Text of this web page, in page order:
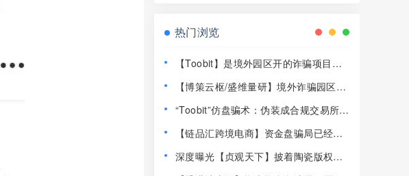
热门浏览
【Toobit】是境外园区开的诈骗项目，
【博策云枢/盛维量研】境外诈骗园区开
“Toobit”仿盘骗术：伪装成合规交易所，
骗局！
【链品汇跨境电商】资金盘骗局已经崩
深度曝光【贞观天下】披着陶瓷版权外